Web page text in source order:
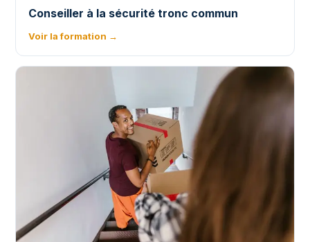
Conseiller à la sécurité tronc commun
Voir la formation →